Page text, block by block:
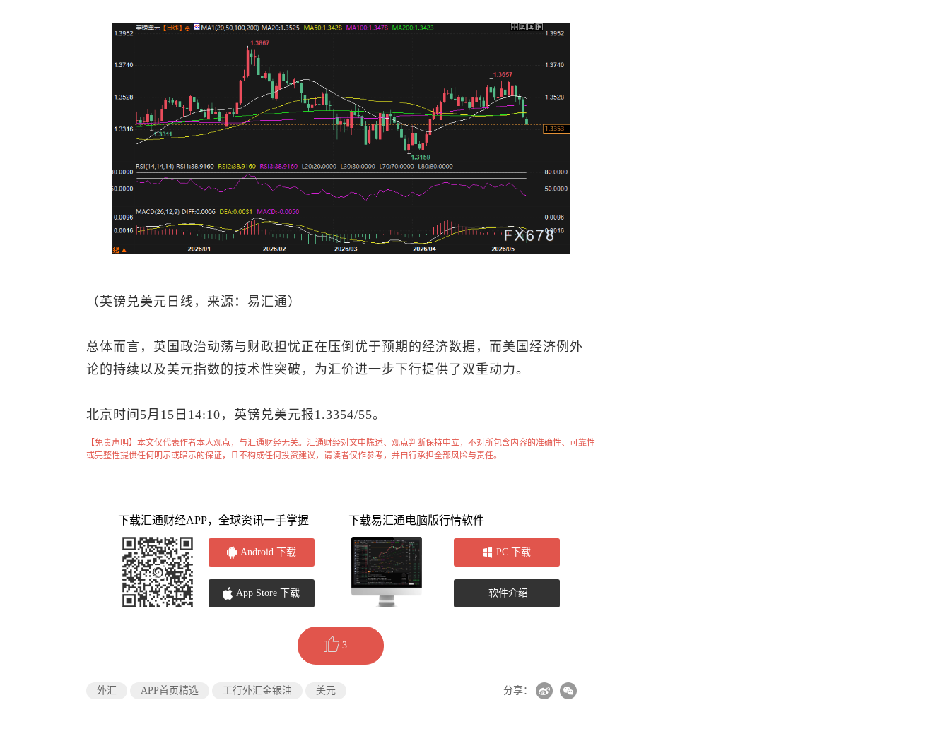
（ 英镑兑美元 日线，来源：易汇通）
总体而言，英国政治动荡与财政担忧正在压倒优于预期的经济数据，而美国经济例外
论的持续以及美元指数 的技术性突破，为汇价进一步下行提供了双重动力。
北京时间5月15日14:10， 英镑兑美元报1.3354/55。
【免责声明】本文仅代表作者本人观点，与汇通财经无关。汇通财经对文中陈述、观点判断保持中立，不对所包含内容的准确性、可靠性
或完整性提供任何明示或暗示的保证，且不构成任何投资建议，请读者仅作参考，并自行承担全部风险与责任。
下载汇通财经APP，全球资讯一手掌握
Android 下载
App Store 下载
下载易汇通电脑版行情软件
PC 下载
软件介绍
3
外汇 APP首页精选 工行外汇金银油 美元 分享：